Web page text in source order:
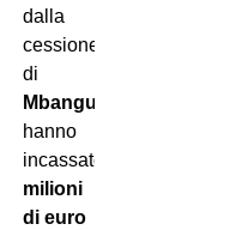
dalla
cessione
di
Mbangula
hanno
incassato
milioni
di euro